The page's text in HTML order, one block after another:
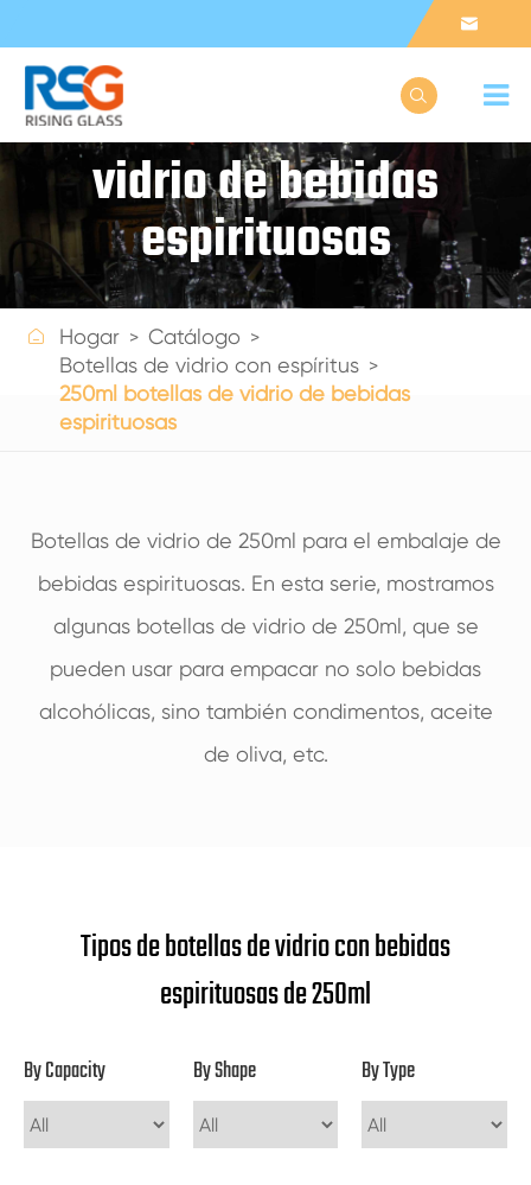


250ml botellas de
vidrio de bebidas
espirituosas
Get a Quote
 Hogar
Catálogo
Botellas de vidrio con espíritus
250ml botellas de vidrio de bebidas
espirituosas
Botellas de vidrio de 250ml para el embalaje de
bebidas espirituosas. En esta serie, mostramos
algunas botellas de vidrio de 250ml, que se
pueden usar para empacar no solo bebidas
alcohólicas, sino también condimentos, aceite
de oliva, etc.
Tipos de botellas de vidrio con bebidas
espirituosas de 250ml
By Capacity By Shape By Type